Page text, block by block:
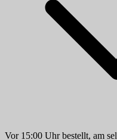
Vor 15:00 Uhr bestellt, am